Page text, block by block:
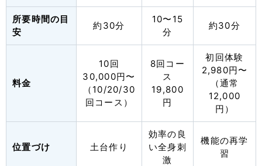
所要時間の目
安
約30分
10〜15
分
約30分
料金
10回
30,000円〜
（10/20/30
回コース）
8回コー
ス
19,800
円
初回体験
2,980円〜
（通常
12,000
円）
位置づけ 土台作り
効率の良
い全身刺
激
機能の再学
習